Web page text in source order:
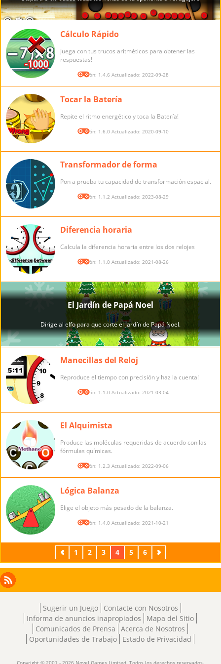
Cálculo Rápido
Juega con tus trucos aritméticos para obtener las
respuestas!
Versión: 1.4.6 Actualizado: 2022-09-28
Tocar la Batería
Repite el ritmo energético y toca la Batería!
Versión: 1.6.0 Actualizado: 2020-09-10
Transformador de forma
Pon a prueba tu capacidad de transformación espacial.
Versión: 1.1.2 Actualizado: 2023-08-29
Diferencia horaria
Calcula la diferencia horaria entre los dos relojes
Versión: 1.1.0 Actualizado: 2021-08-26
Manecillas del Reloj
Reproduce el tiempo con precisión y haz la cuenta!
Versión: 1.1.0 Actualizado: 2021-03-04
El Alquimista
Produce las moléculas requeridas de acuerdo con las
fórmulas químicas.
Versión: 1.2.3 Actualizado: 2022-09-06
Lógica Balanza
Elige el objeto más pesado de la balanza.
Versión: 1.4.0 Actualizado: 2021-10-21
Previos
1 2 3 4 5 6 Próximos
Facebook
Instagram
X
LinkedIn
RSS
Sugerir un Juego
Contacte con Nosotros
Informa de anuncios inapropiados
Mapa del Sitio
Comunicados de Prensa
Acerca de Nosotros
Oportunidades de Trabajo
Estado de Privacidad
Copyright © 2001 - 2026 Novel Games Limited. Todos los derechos reservados.